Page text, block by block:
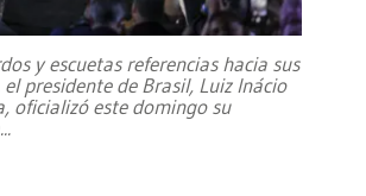
y escuetas referencias hacia sus
presidente de Brasil, Luiz Inácio
oficializó este domingo su
...